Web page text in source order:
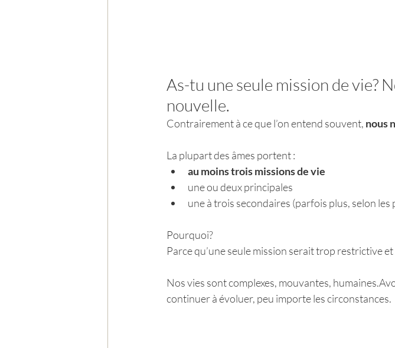
As-tu une seule mission de vie?
nouvelle.
Contrairement à ce que l’on entend souvent, nous
La plupart des âmes portent :
au moins trois missions de vie
une ou deux principales
une à trois secondaires (parfois plus, selon les
Pourquoi?
Parce qu’une seule mission serait trop restrictive
Nos vies sont complexes, mouvantes,
continuer à évoluer, peu importe les circonstances.